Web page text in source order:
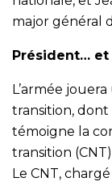
major général
Président… et
L’armée
transition, dont
témoigne la
transition
Le CNT,